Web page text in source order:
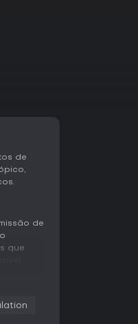
de
de
que